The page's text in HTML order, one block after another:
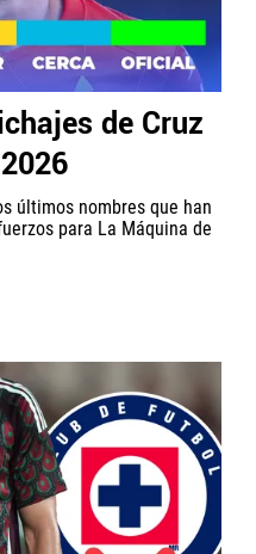
de Cruz
últimos nombres que han
para La Máquina de